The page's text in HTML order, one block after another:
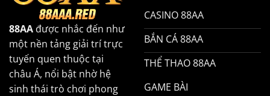
88AA được nhắc đến như
một nền tảng giải trí trực
tuyến quen thuộc tại
châu Á, nổi bật nhờ hệ
sinh thái trò chơi phong
CASINO 88AA
BẮN CÁ 88AA
THỂ THAO 88AA
GAME BÀI